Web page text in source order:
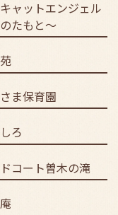
ャットエンジェル
たもと～
ま保育園
ろ
コート曽木の滝